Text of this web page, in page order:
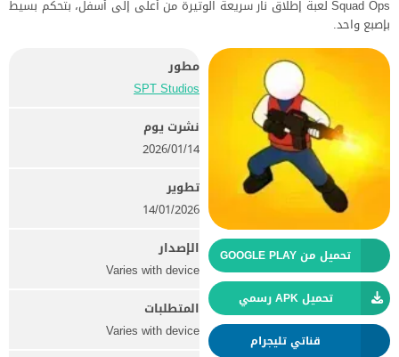
Squad Ops لعبة إطلاق نار سريعة الوتيرة من أعلى إلى أسفل، بتحكم بسيط
بإصبع واحد.
تحميل من GOOGLE PLAY
تحميل APK رسمي
قناتي تليجرام
مطور
SPT Studios
نشرت يوم
14‏/01‏/2026
تطوير
14/01/2026
الإصدار
Varies with device
المتطلبات
Varies with device